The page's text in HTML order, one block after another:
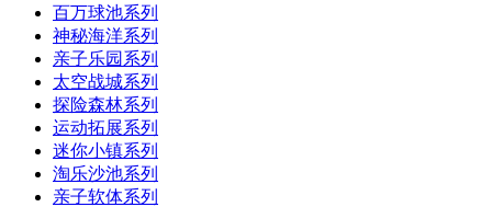
百万球池系列
神秘海洋系列
亲子乐园系列
太空战城系列
探险森林系列
运动拓展系列
迷你小镇系列
淘乐沙池系列
亲子软体系列